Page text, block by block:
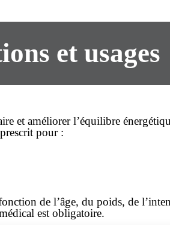
et usages
et améliorer l’équilibre
pour :
de l’âge, du poids, de
est obligatoire.